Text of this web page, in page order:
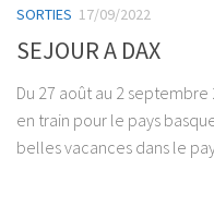
SORTIES 17/09/2022
SEJOUR A DAX
Du 27 août au 2
en train pour le pays
belles vacances dans le